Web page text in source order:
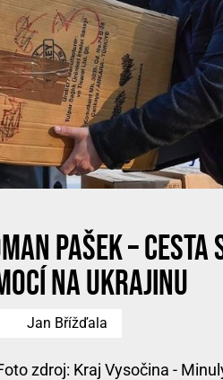
Pašek – cesta
na Ukrajinu
Jan Břížďala
zdroj: Kraj Vysočina -